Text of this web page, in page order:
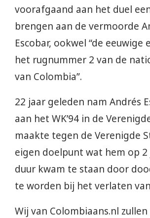
voorafgaand aan het duel
brengen aan de vermoorde
Escobar, ookwel “de eeuwige
het rugnummer 2 van de
van Colombia”.
22 jaar geleden nam Andrés
aan het WK’94 in de
maakte tegen de Verenigde
eigen doelpunt wat hem op 2
duur kwam te staan door
te worden bij het verlaten
Wij van Colombiaans.nl